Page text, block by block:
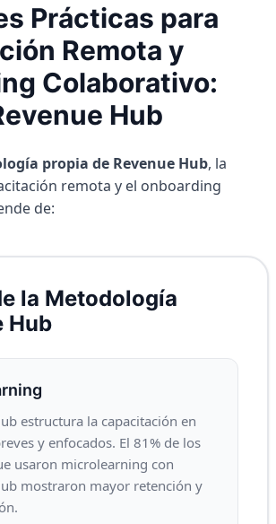
Prácticas para
Remota y
Colaborativo:
Hub
propia de Revenue Hub, la
remota y el onboarding
de:
la Metodología
Hub
estructura la capacitación en
y enfocados. El 81% de los
usaron microlearning con
mostraron mayor retención y